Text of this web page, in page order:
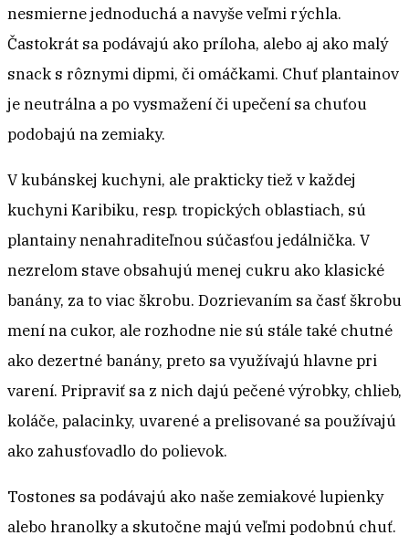
nesmierne jednoduchá a navyše veľmi rýchla.
Častokrát sa podávajú ako príloha, alebo aj ako malý
snack s rôznymi dipmi, či omáčkami. Chuť plantainov
je neutrálna a po vysmažení či upečení sa chuťou
podobajú na zemiaky.
V kubánskej kuchyni, ale prakticky tiež v každej
kuchyni Karibiku, resp. tropických oblastiach, sú
plantainy nenahraditeľnou súčasťou jedálnička. V
nezrelom stave obsahujú menej cukru ako klasické
banány, za to viac škrobu. Dozrievaním sa časť škrobu
mení na cukor, ale rozhodne nie sú stále také chutné
ako dezertné banány, preto sa využívajú hlavne pri
varení. Pripraviť sa z nich dajú pečené výrobky, chlieb,
koláče, palacinky, uvarené a prelisované sa používajú
ako zahusťovadlo do polievok.
Tostones sa podávajú ako naše zemiakové lupienky
alebo hranolky a skutočne majú veľmi podobnú chuť.